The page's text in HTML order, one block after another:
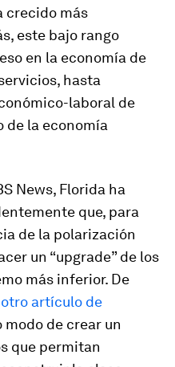
crecido más
este bajo rango
en la economía de
hasta
laboral de
de la economía
News, Florida ha
que, para
de la polarización
un “upgrade” de los
más inferior. De
artículo de
modo de crear un
que permitan